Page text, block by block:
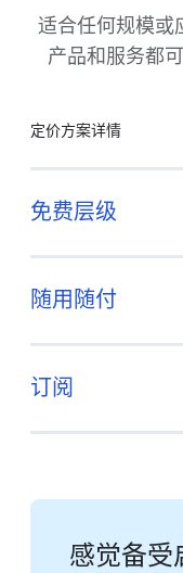
适合任何规模或
产品和服务都
定价方案详情
免费层级
随用随付
订阅
感觉备受